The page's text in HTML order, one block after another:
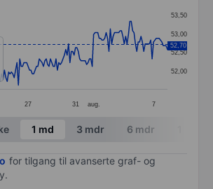
X axis displaying categories.
Y axis displaying values. Data
27 31 aug. 7
52,00
52,50
53,00
53,50
52,70
chart.
1 md 3 mdr 6 mdr
for tilgang til avanserte graf- og